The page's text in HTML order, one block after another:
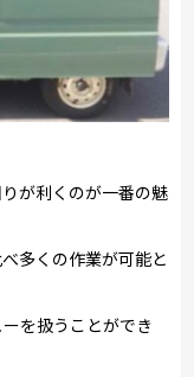
が利くのが一番の魅
多くの作業が可能と
を扱うことができ